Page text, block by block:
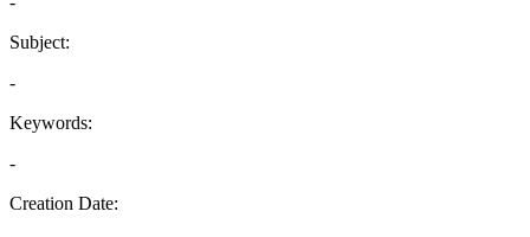
Subject:
-
Keywords:
-
Creation Date: